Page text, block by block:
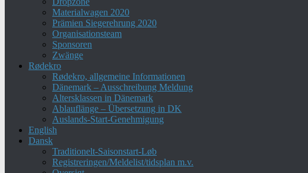
Materialwagen 2020
Prämien Siegerehrung 2020
Organisationsteam
Sponsoren
Zwänge
Rødekro
Rødekro, allgemeine Informationen
Dänemark – Ausschreibung Meldung
Altersklassen in Dänemark
Ablauflänge – Übersetzung in DK
Auslands-Start-Genehmigung
English
Dansk
Traditionelt-Saisonstart-Løb
Registreringen/Meldelist/tidsplan m.v.